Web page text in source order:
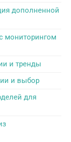
дополненной
мониторингом
и тренды
и выбор
для